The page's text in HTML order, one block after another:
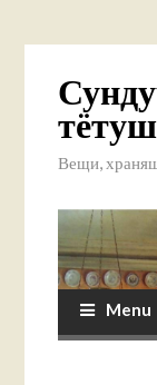
Вещи,
Menu